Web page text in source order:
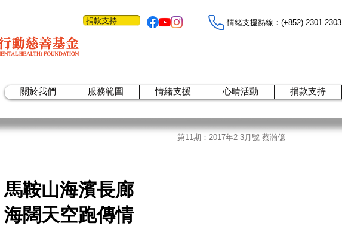
捐款支持 情緒支援熱線：​​(+852) 2301 2303
關於我們 服務範圍 情緒支援 心晴活動 捐款支持
第11期： 2017年2-3月號 蔡瀚億
馬鞍山海濱長廊
海闊天空跑傳情